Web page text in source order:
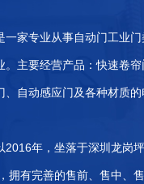
一家专业从事自动门工业
主要经营产品：快速卷
自动感应门及各种材质
2016年，坐落于深圳龙岗
拥有完善的售前、售中、